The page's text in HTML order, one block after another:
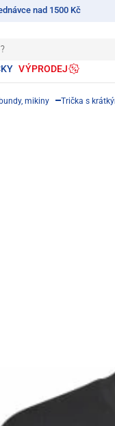
nad 1500 Kč
VÝPRODEJ
mikiny Trička s